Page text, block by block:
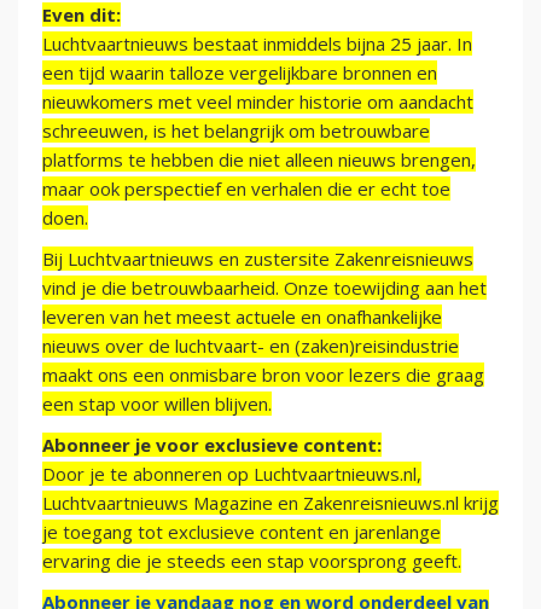
Even dit:
Luchtvaartnieuws bestaat inmiddels bijna 25 jaar. In
een tijd waarin talloze vergelijkbare bronnen en
nieuwkomers met veel minder historie om aandacht
schreeuwen, is het belangrijk om betrouwbare
platforms te hebben die niet alleen nieuws brengen,
maar ook perspectief en verhalen die er echt toe
doen.
Bij Luchtvaartnieuws en zustersite Zakenreisnieuws
vind je die betrouwbaarheid. Onze toewijding aan het
leveren van het meest actuele en onafhankelijke
nieuws over de luchtvaart- en (zaken)reisindustrie
maakt ons een onmisbare bron voor lezers die graag
een stap voor willen blijven.
Abonneer je voor exclusieve content:
Door je te abonneren op Luchtvaartnieuws.nl,
Luchtvaartnieuws Magazine en Zakenreisnieuws.nl krijg
je toegang tot exclusieve content en jarenlange
ervaring die je steeds een stap voorsprong geeft.
Abonneer je vandaag nog en word onderdeel van